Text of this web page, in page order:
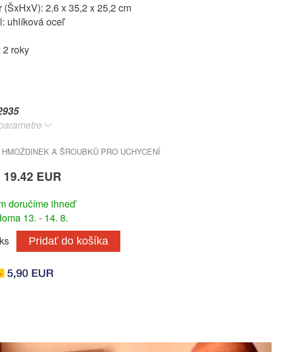
(ŠxHxV): 2,6 x 35,2 x 25,2 cm
uhlíková oceľ
2 roky
A ŠROUBKŮ PRO UCHYCENÍ
EUR
doručíme ihneď
13. - 14. 8.
ks
Pridať do košíka